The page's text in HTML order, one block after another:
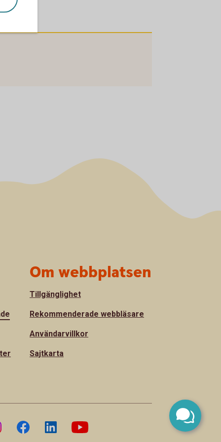
Om webbplatsen
Tillgänglighet
Rekommenderade webbläsare
Användarvillkor
Sajtkarta